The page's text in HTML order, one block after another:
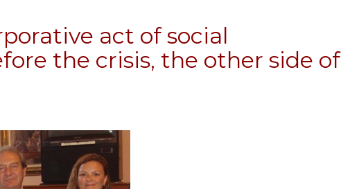
act of social
the crisis, the other side of